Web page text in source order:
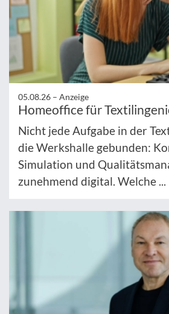
05.08.26 – Anzeige
Homeoffice für
Nicht jede Aufgabe in der
die Werkshalle gebunden:
Simulation und
zunehmend digital. Welche ...